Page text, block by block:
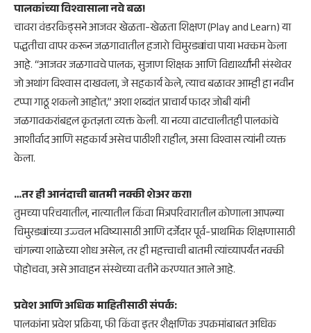
पालकांच्या विश्वासाला नवे बळ!
​चावरा वंडरकिड्सने आजवर खेळता-खेळता शिक्षण (Play and Learn) या
पद्धतीचा वापर करून जळगावातील हजारो चिमुरड्यांचा पाया भक्कम केला
आहे. “आजवर जळगावचे पालक, सुजाण शिक्षक आणि विद्यार्थ्यांनी संस्थेवर
जो अथांग विश्वास दाखवला, जे सहकार्य केले, त्याच बळावर आम्ही हा नवीन
टप्पा गाठू शकलो आहोत,” अशा शब्दांत प्राचार्य फादर जोबी यांनी
जळगावकरांबद्दल कृतज्ञता व्यक्त केली. या नव्या वाटचालीतही पालकांचे
आशीर्वाद आणि सहकार्य असेच पाठीशी राहील, असा विश्वास त्यांनी व्यक्त
केला.
​…तर ही आनंदाची बातमी नक्की शेअर करा!
​तुमच्या परिचयातील, नात्यातील किंवा मित्रपरिवारातील कोणाला आपल्या
चिमुरड्यांच्या उज्ज्वल भविष्यासाठी आणि दर्जेदार पूर्व-प्राथमिक शिक्षणासाठी
चांगल्या शाळेच्या शोध असेल, तर ही महत्त्वाची बातमी त्यांच्यापर्यंत नक्की
पोहोचवा, असे आवाहन संस्थेच्या वतीने करण्यात आले आहे.
​प्रवेश आणि अधिक माहितीसाठी संपर्क:
पालकांना प्रवेश प्रक्रिया, फी किंवा इतर शैक्षणिक उपक्रमांबाबत अधिक